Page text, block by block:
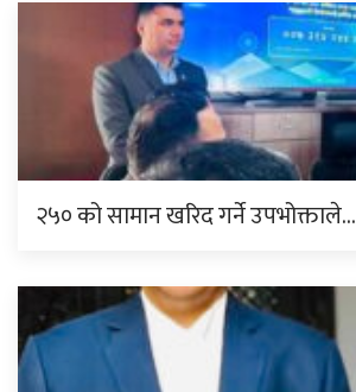
२५० को सामान खरिद गर्ने उपभोक्ताले…